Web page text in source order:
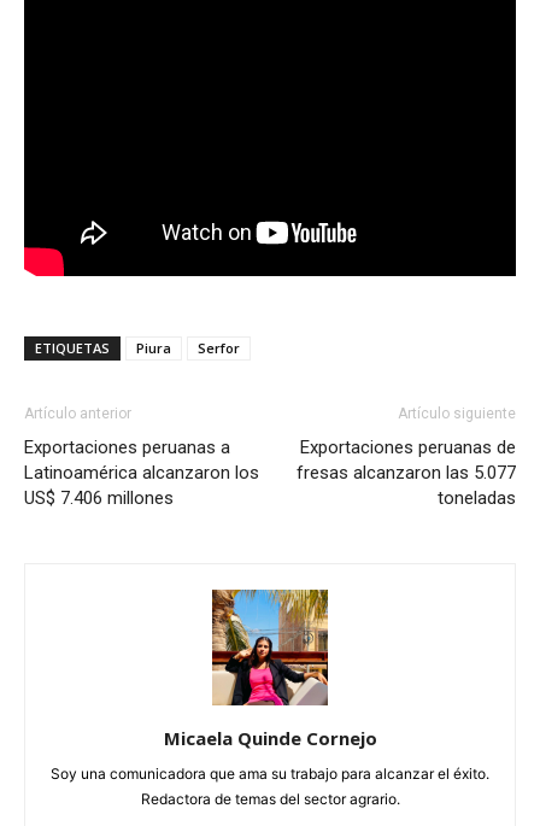
ETIQUETAS Piura Serfor
Artículo anterior
Exportaciones peruanas a
Latinoamérica alcanzaron los
US$ 7.406 millones
Artículo siguiente
Exportaciones peruanas de
fresas alcanzaron las 5.077
toneladas
Micaela Quinde Cornejo
Soy una comunicadora que ama su trabajo para alcanzar el éxito.
Redactora de temas del sector agrario.